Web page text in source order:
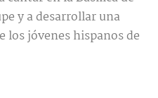
y a desarrollar una
jóvenes hispanos de